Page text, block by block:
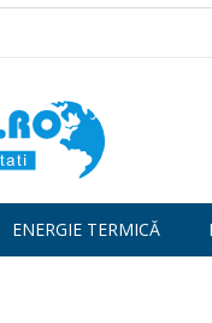
ENERGIE TERMICĂ